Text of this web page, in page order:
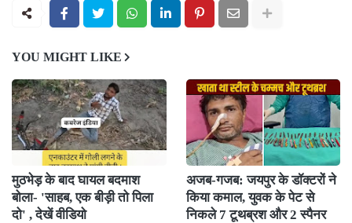
YOU MIGHT LIKE
मुठभेड़ के बाद घायल बदमाश
बोला- 'साहब, एक बीड़ी तो पिला
दो' , देखें वीडियो
अजब-गजब: जयपुर के डॉक्टरों ने
किया कमाल, युवक के पेट से
निकले 7 टूथब्रश और 2 स्पैनर